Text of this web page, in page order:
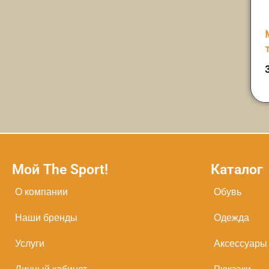
Мой The Sport!
О компании
Наши бренды
Услуги
Каталог
Обувь
Одежда
Аксессуары